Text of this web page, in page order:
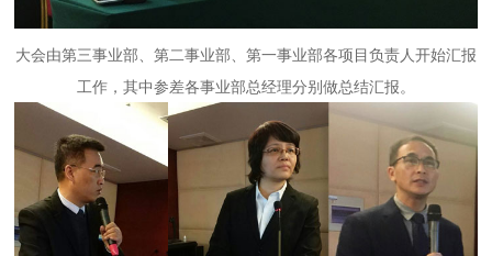
大会由第三事业部、第二事业部、第一事业部各项目负责人开始汇报
工作，其中参差各事业部总经理分别做总结汇报。